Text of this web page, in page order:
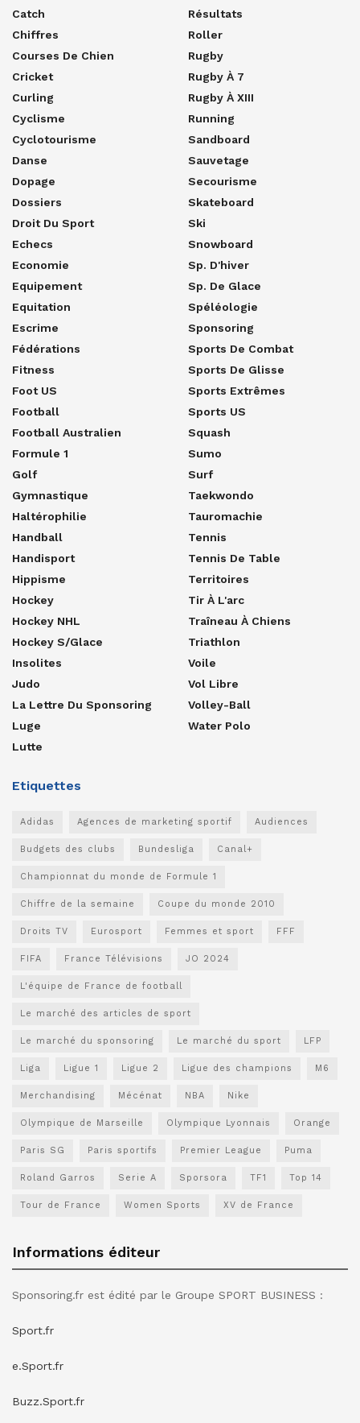
Catch
Chiffres
Courses De Chien
Cricket
Curling
Cyclisme
Cyclotourisme
Danse
Dopage
Dossiers
Droit Du Sport
Echecs
Economie
Equipement
Equitation
Escrime
Fédérations
Fitness
Foot US
Football
Football Australien
Formule 1
Golf
Gymnastique
Haltérophilie
Handball
Handisport
Hippisme
Hockey
Hockey NHL
Hockey S/glace
Insolites
Judo
La Lettre Du Sponsoring
Luge
Lutte
Résultats
Roller
Rugby
Rugby À 7
Rugby À XIII
Running
Sandboard
Sauvetage
Secourisme
Skateboard
Ski
Snowboard
Sp. D'hiver
Sp. De Glace
Spéléologie
Sponsoring
Sports De Combat
Sports De Glisse
Sports Extrêmes
Sports US
Squash
Sumo
Surf
Taekwondo
Tauromachie
Tennis
Tennis De Table
Territoires
Tir À L'arc
Traîneau À Chiens
Triathlon
Voile
Vol Libre
Volley-Ball
Water Polo
Etiquettes
Adidas Agences de marketing sportif Audiences
Budgets des clubs Bundesliga Canal+
Championnat du monde de Formule 1
Chiffre de la semaine Coupe du monde 2010
Droits TV Eurosport Femmes et sport FFF
FIFA France Télévisions JO 2024
L'équipe de France de football
Le marché des articles de sport
Le marché du sponsoring Le marché du sport LFP
Liga Ligue 1 Ligue 2 Ligue des champions M6
Merchandising Mécénat NBA Nike
Olympique de Marseille Olympique Lyonnais Orange
Paris SG Paris sportifs Premier League Puma
Roland Garros Serie A Sporsora TF1 Top 14
Tour de France Women Sports XV de France
Informations éditeur
Sponsoring.fr est édité par le Groupe SPORT BUSINESS :
Sport.fr
e.Sport.fr
Buzz.Sport.fr